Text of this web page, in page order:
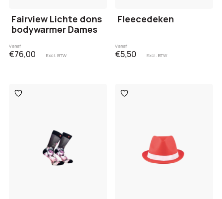
Fairview Lichte dons
bodywarmer Dames
Vanaf
€76,00 Excl. BTW
Fleecedeken
Vanaf
€5,50 Excl. BTW
Toevoegen
aan
Toevoegen
aan